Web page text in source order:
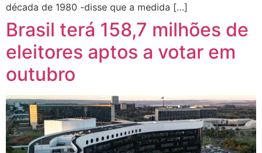
década de 1980 -disse que a medida […]
Brasil terá 158,7 milhões de
eleitores aptos a votar em
outubro